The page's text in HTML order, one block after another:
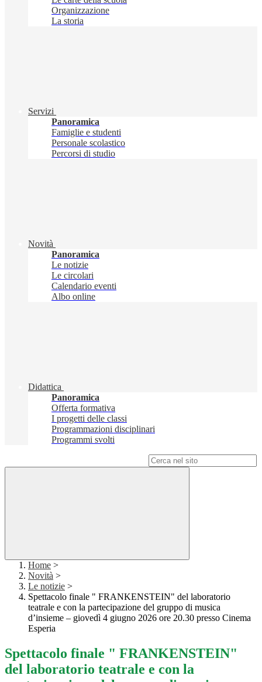
Organizzazione
La storia
Servizi
Panoramica
Famiglie e studenti
Personale scolastico
Percorsi di studio
Novità
Panoramica
Le notizie
Le circolari
Calendario eventi
Albo online
Didattica
Panoramica
Offerta formativa
I progetti delle classi
Programmazioni disciplinari
Programmi svolti
Home >
Novità >
Le notizie >
Spettacolo finale " FRANKENSTEIN" del laboratorio
teatrale e con la partecipazione del gruppo di musica
d’insieme – giovedì 4 giugno 2026 ore 20.30 presso Cinema
Esperia
Spettacolo finale " FRANKENSTEIN"
del laboratorio teatrale e con la